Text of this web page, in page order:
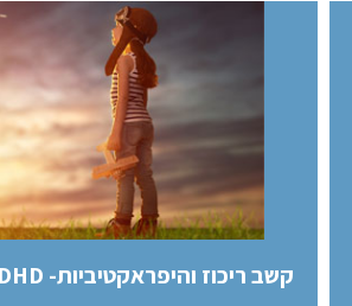
קשב ריכוז והיפראקטיביות- ADHD